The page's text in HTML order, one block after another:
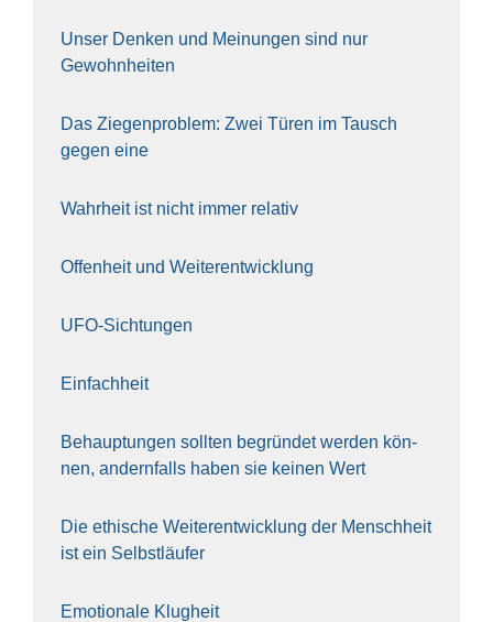
Unser Den­ken und Mei­nun­gen sind nur
Gewohn­hei­ten
Das Zie­gen­pro­blem: Zwei Türen im Tausch
gegen eine
Wahr­heit ist nicht immer rela­tiv
Offen­heit und Wei­ter­ent­wick­lung
UFO-Sich­tun­gen
Ein­fach­heit
Behaup­tun­gen soll­ten begrün­det wer­den kön­
nen, andern­falls haben sie kei­nen Wert
Die ethi­sche Wei­ter­ent­wick­lung der Mensch­heit
ist ein Selbst­läu­fer
Emo­tio­na­le Klug­heit